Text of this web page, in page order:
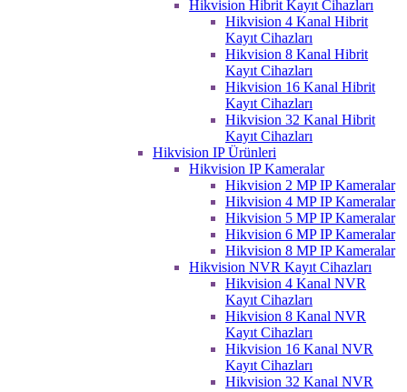
Hikvision Hibrit Kayıt Cihazları
Hikvision 4 Kanal Hibrit
Kayıt Cihazları
Hikvision 8 Kanal Hibrit
Kayıt Cihazları
Hikvision 16 Kanal Hibrit
Kayıt Cihazları
Hikvision 32 Kanal Hibrit
Kayıt Cihazları
Hikvision IP Ürünleri
Hikvision IP Kameralar
Hikvision 2 MP IP Kameralar
Hikvision 4 MP IP Kameralar
Hikvision 5 MP IP Kameralar
Hikvision 6 MP IP Kameralar
Hikvision 8 MP IP Kameralar
Hikvision NVR Kayıt Cihazları
Hikvision 4 Kanal NVR
Kayıt Cihazları
Hikvision 8 Kanal NVR
Kayıt Cihazları
Hikvision 16 Kanal NVR
Kayıt Cihazları
Hikvision 32 Kanal NVR